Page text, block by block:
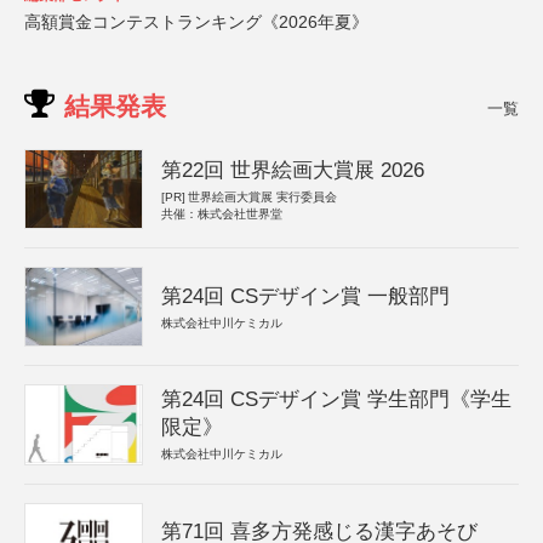
高額賞金コンテストランキング《2026年夏》
結果発表 一覧
第22回 世界絵画大賞展 2026
[PR] 世界絵画大賞展 実行委員会
共催：株式会社世界堂
第24回 CSデザイン賞 一般部門
株式会社中川ケミカル
第24回 CSデザイン賞 学生部門《学生
限定》
株式会社中川ケミカル
第71回 喜多方発感じる漢字あそび